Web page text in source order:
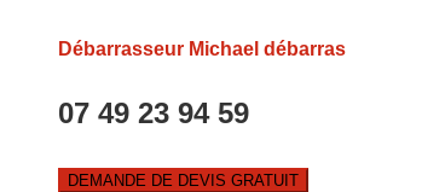
Débarrasseur Michael débarras
07 49 23 94 59
DEMANDE DE DEVIS GRATUIT